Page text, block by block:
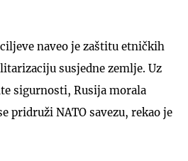
naveo je zaštitu etničkih
susjedne zemlje. Uz
sigurnosti, Rusija morala
pridruži NATO savezu, rekao je